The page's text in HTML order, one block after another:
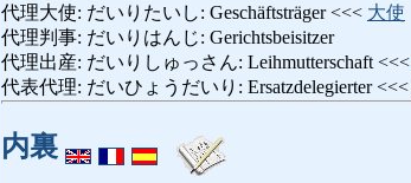
代理大使: だいりたいし: Geschäftsträger <<< 大使
代理判事: だいりはんじ: Gerichtsbeisitzer
代理出産: だいりしゅっさん: Leihmutterschaft <<<
代表代理: だいひょうだいり: Ersatzdelegierter <<<
内裏